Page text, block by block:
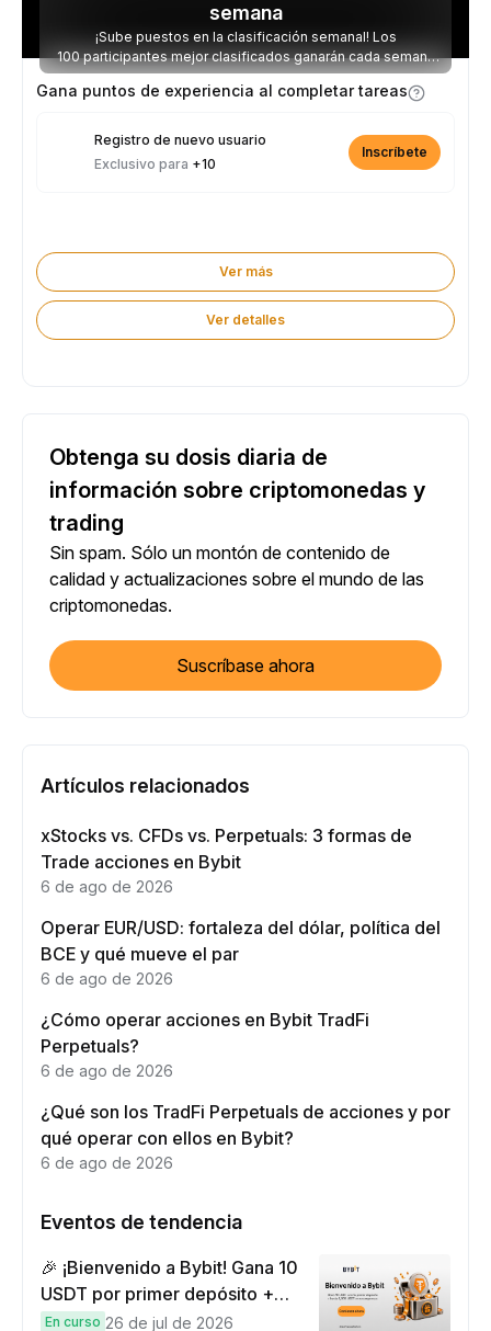
semana
¡Sube puestos en la clasificación semanal! Los
100 participantes mejor clasificados ganarán cada semana
parte de los 2.500 USDT disponibles.
Gana puntos de experiencia al completar tareas
Registro de nuevo usuario
Exclusivo para +10
Inscríbete
Ver más
Ver detalles
Obtenga su dosis diaria de
información sobre criptomonedas y
trading
Sin spam. Sólo un montón de contenido de
calidad y actualizaciones sobre el mundo de las
criptomonedas.
Suscríbase ahora
Artículos relacionados
xStocks vs. CFDs vs. Perpetuals: 3 formas de
Trade acciones en Bybit
6 de ago de 2026
Operar EUR/USD: fortaleza del dólar, política del
BCE y qué mueve el par
6 de ago de 2026
¿Cómo operar acciones en Bybit TradFi
Perpetuals?
6 de ago de 2026
¿Qué son los TradFi Perpetuals de acciones y por
qué operar con ellos en Bybit?
6 de ago de 2026
Eventos de tendencia
🎉 ¡Bienvenido a Bybit! Gana 10
USDT por primer depósito +
hasta 9,999 USDT en
En curso 26 de jul de 2026